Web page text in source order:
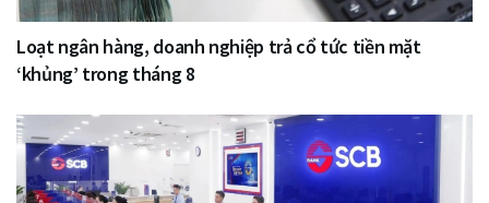
Loạt ngân hàng, doanh nghiệp trả cổ tức tiền mặt
‘khủng’ trong tháng 8